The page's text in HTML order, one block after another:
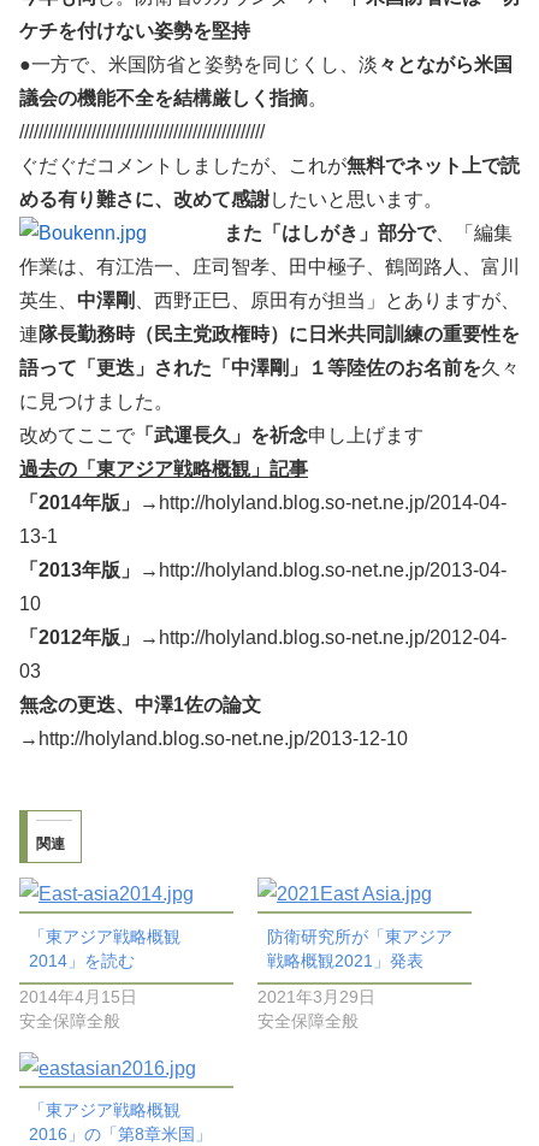
ケチを付けない姿勢を堅持
●一方で、米国防省と姿勢を同じくし、淡 々とながら米国
議会の機能不全を結構厳しく指摘。
///////////////////////////////////////////////////
ぐだぐだコメントしましたが、これが無料でネット上で読
める有り難さに、改めて感謝したいと思います。
また「はしがき」部分で、「編集
作業は、有江浩一、庄司智孝、田中極子、鶴岡路人、富川
英生、 中澤剛
、西野正巳、原田有が担当」とありますが、
連隊長勤務時（民主党政権時）に日米共同訓練の重要性を
語って「更迭」された「中澤剛」１等陸佐のお名前を久々
に見つけました。
改めてここで 「武運長久」を祈念申し上げます
過去の「東アジア戦略概観」記事
「2014年版」→ http://holyland.blog.so-net.ne.jp/2014-04-
13-1
「2013年版」→ http://holyland.blog.so-net.ne.jp/2013-04-
10
「2012年版」→ http://holyland.blog.so-net.ne.jp/2012-04-
03
無念の更迭、中澤1佐の論文
→http://holyland.blog.so-net.ne.jp/2013-12-10
関連
「東アジア戦略概観
2014」を読む
2014年4月15日
安全保障全般
防衛研究所が「東アジア
戦略概観2021」発表
2021年3月29日
安全保障全般
「東アジア戦略概観
2016」の「第8章米国」